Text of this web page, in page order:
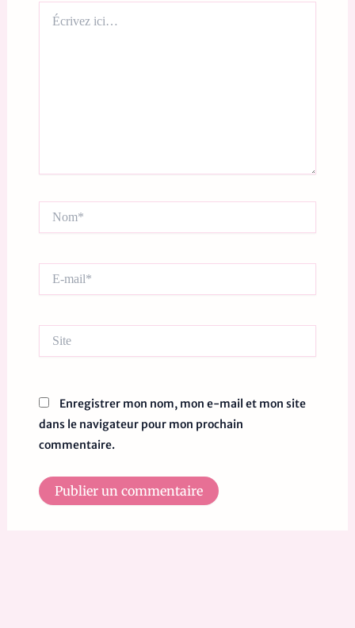
ici…
mail*
Enregistrer mon nom, mon e-mail et mon site
dans le navigateur pour mon prochain
commentaire.